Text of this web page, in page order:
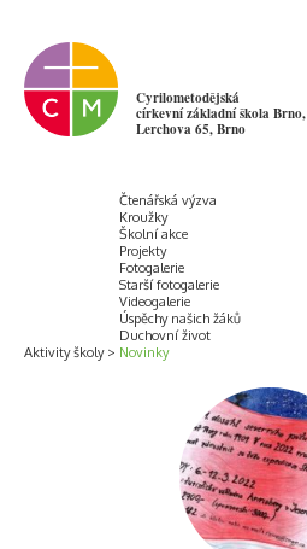
Cyrilometodějská
církevní základní škola Brno,
Lerchova 65, Brno
Aktivity školy
Čtenářská výzva
Kroužky
Školní akce
Projekty
Fotogalerie
Starší fotogalerie
Videogalerie
Úspěchy našich žáků
Duchovní život
Novinky